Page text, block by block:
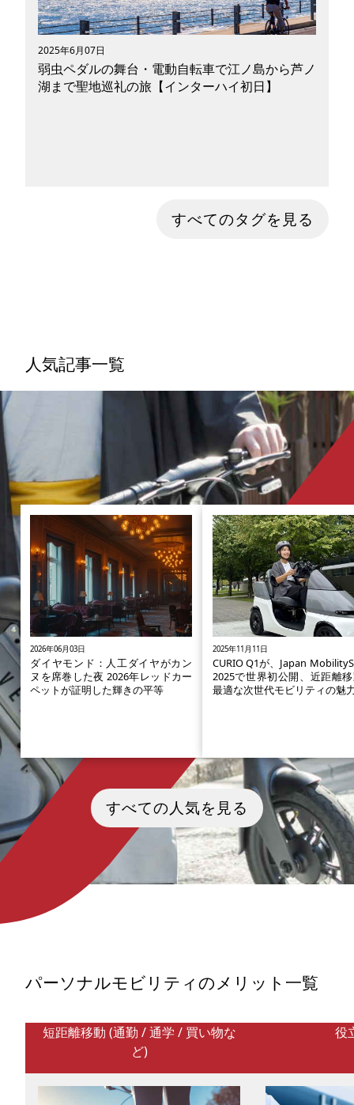
2025年6月07日
弱虫ペダルの舞台・電動自転車で江ノ島から芦ノ
湖まで聖地巡礼の旅【インターハイ初日】
弱虫ペダルのインターハイ初日、江ノ島〜芦ノ湖
すべてのタグを見る
人気記事一覧
2026年06月03日
ダイヤモンド：人工ダイヤがカン
ヌを席巻した夜 2026年レッドカー
ペットが証明した輝きの平等
2026年5月、第79回カンヌ国際映
画祭のレッドカーペットで、静か
ながら歴史的な瞬間が訪れまし
た。世界最高峰の映画の祭典に、
ラボグロウンダイヤモンド——科
学が生んだ本物の人工ダイヤが、
初めて本格的に登場したのです。
天然石の圧倒的な煌めきが会場を
包むなか、新しい輝きを纏ったジ
ュエリーが肩を並べたこの夜は、
「輝きとは何か」という問いを世
2025年11月11日
CURIO Q1が、Japan
2025で世界初公開、近距離
最適な次世代モビリティの魅
2025年10月29日から東京ビ
イトで開催される「Japan
Show 2025」。近距離移動
した新しい4輪パーソナルモ
ィ「CURIO Q1」が公開され
表され、今注目を集めてい
「CURIO Q1」とはどんなモ
ィで、どのようなシーンで
すべての人気を見る
パーソナルモビリティのメリット一覧
短距離移動 (通勤 / 通学 / 買い物な
ど)
役